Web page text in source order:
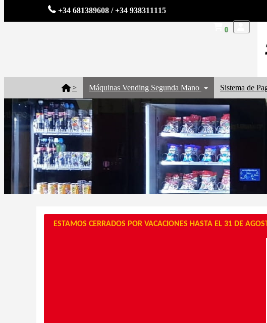
+34 681389608 / +34 938311115
0
> Máquinas Vending Segunda Mano Sistema de
ESTAMOS CERRADOS POR VACACIONES HASTA EL 31 DE